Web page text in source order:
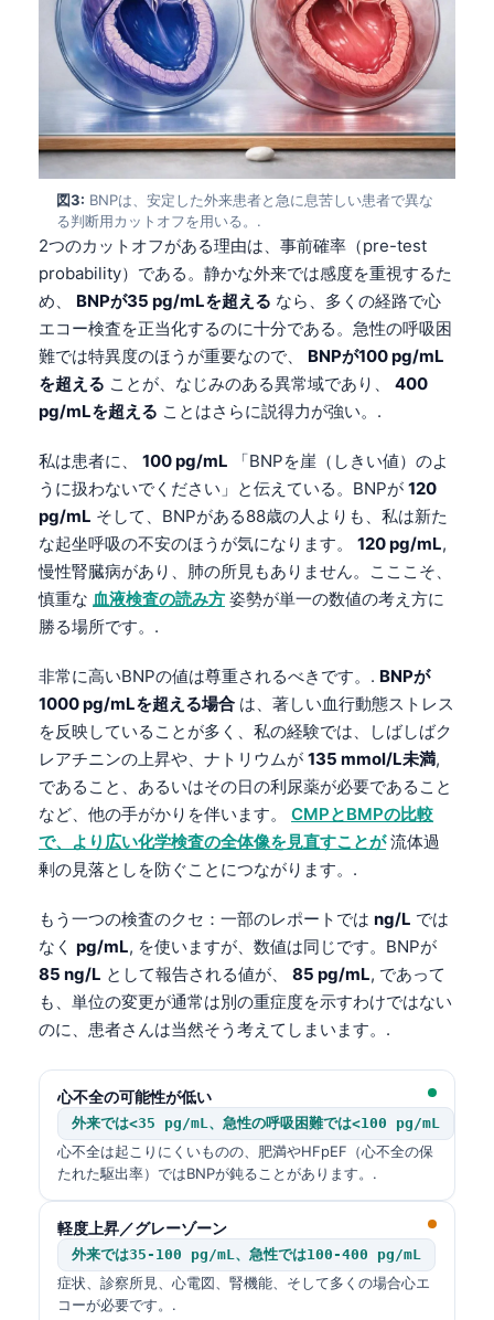
図3: BNPは、安定した外来患者と急に息苦しい患者で異な
る判断用カットオフを用いる。.
2つのカットオフがある理由は、事前確率（pre-test
probability）である。静かな外来では感度を重視するた
め、 BNPが35 pg/mLを超える なら、多くの経路で心
エコー検査を正当化するのに十分である。急性の呼吸困
難では特異度のほうが重要なので、 BNPが100 pg/mL
を超える ことが、なじみのある異常域であり、 400
pg/mLを超える ことはさらに説得力が強い。.
私は患者に、 100 pg/mL 「BNPを崖（しきい値）のよ
うに扱わないでください」と伝えている。BNPが 120
pg/mL そして、BNPがある88歳の人よりも、私は新た
な起坐呼吸の不安のほうが気になります。 120 pg/mL,
慢性腎臓病があり、肺の所見もありません。こここそ、
慎重な 血液検査の読み方 姿勢が単一の数値の考え方に
勝る場所です。.
非常に高いBNPの値は尊重されるべきです。. BNPが
1000 pg/mLを超える場合 は、著しい血行動態ストレス
を反映していることが多く、私の経験では、しばしばク
レアチニンの上昇や、ナトリウムが 135 mmol/L未満,
であること、あるいはその日の利尿薬が必要であること
など、他の手がかりを伴います。 CMPとBMPの比較
で、より広い化学検査の全体像を見直すことが流体過
剰の見落としを防ぐことにつながります。.
もう一つの検査のクセ：一部のレポートでは ng/L では
なく pg/mL, を使いますが、数値は同じです。BNPが
85 ng/L として報告される値が、 85 pg/mL, であって
も、単位の変更が通常は別の重症度を示すわけではない
のに、患者さんは当然そう考えてしまいます。.
心不全の可能性が低い
外来では<35 pg/mL、急性の呼吸困難では<100 pg/mL
心不全は起こりにくいものの、肥満やHFpEF（心不全の保
たれた駆出率）ではBNPが鈍ることがあります。.
軽度上昇／グレーゾーン
外来では35-100 pg/mL、急性では100-400 pg/mL
症状、診察所見、心電図、腎機能、そして多くの場合心エ
コーが必要です。.